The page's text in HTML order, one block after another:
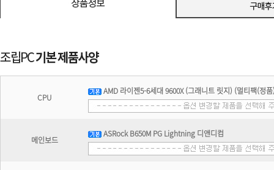
CPU
AMD 라이젠5-6세대 9600X (그래니트 릿지) (멀티팩(정
메인보드
ASRock B650M PG Lightning 디앤디컴